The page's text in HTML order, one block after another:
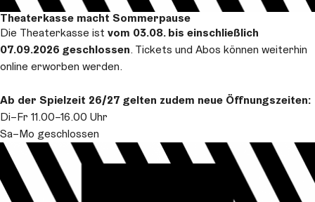
Theaterkasse macht Sommerpause
Die Theaterkasse ist vom 03.08. bis einschließlich
07.09.2026 geschlossen. Tickets und Abos können weiterhin
online erworben werden.
Ab der Spielzeit 26/27 gelten zudem neue Öffnungszeiten:
Di–Fr 11.00–16.00 Uhr
Sa–Mo geschlossen